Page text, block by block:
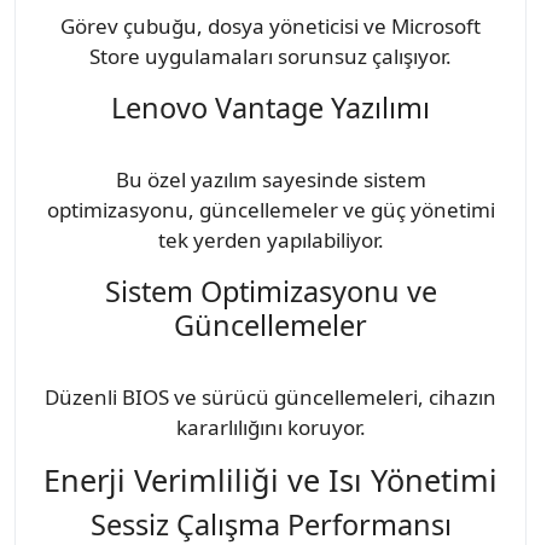
Görev çubuğu, dosya yöneticisi ve Microsoft
Store uygulamaları sorunsuz çalışıyor.
Lenovo Vantage Yazılımı
Bu özel yazılım sayesinde sistem
optimizasyonu, güncellemeler ve güç yönetimi
tek yerden yapılabiliyor.
Sistem Optimizasyonu ve
Güncellemeler
Düzenli BIOS ve sürücü güncellemeleri, cihazın
kararlılığını koruyor.
Enerji Verimliliği ve Isı Yönetimi
Sessiz Çalışma Performansı